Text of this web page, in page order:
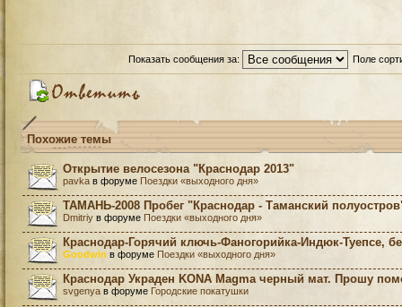
Показать сообщения за: Поле
Похожие темы
Открытие велосезона "Краснодар 2013"
pavka в форуме Поездки «выходного дня»
ТАМАНЬ-2008 Пробег "Краснодар - Таманский
Dmitriy в форуме Поездки «выходного дня»
Краснодар-Горячий ключь-Фаногорийка-Индюк-Туепсе,
Goodwin в форуме Поездки «выходного дня»
Краснодар Украден KONA Magma черный мат. Прошу
svgenya в форуме Городские покатушки